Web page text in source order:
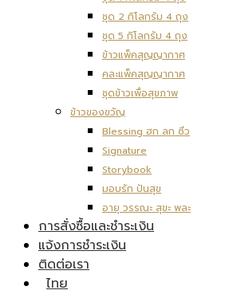
ชุด 2 กิโลกรัม 4 ถุง
ชุด 5 กิโลกรัม 4 ถุง
ข้าวแพ็คสุญญากาศ
คละแพ็คสุญญากาศ
ชุดข้าวเพื่อสุขภาพ
ข้าวของขวัญ
Blessing ฮก ลก ซิ่ว
Signature
Storybook
มอบรัก ปันสุข
อายุ วรรณะ สุขะ พละ
การสั่งซื้อและชำระเงิน
แจ้งการชำระเงิน
ติดต่อเรา
ไทย